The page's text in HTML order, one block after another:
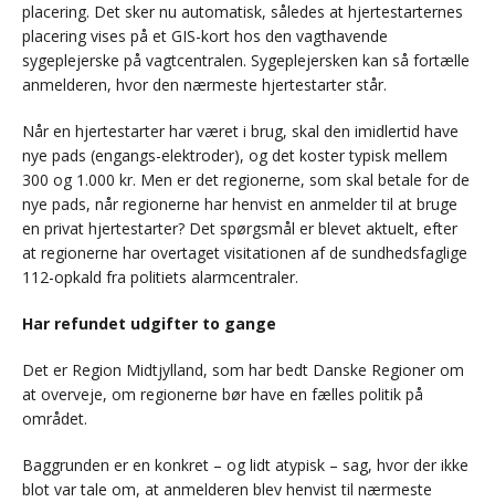
placering. Det sker nu automatisk, således at hjertestarternes
placering vises på et GIS-kort hos den vagthavende
sygeplejerske på vagtcentralen. Sygeplejersken kan så fortælle
anmelderen, hvor den nærmeste hjertestarter står.
Når en hjertestarter har været i brug, skal den imidlertid have
nye pads (engangs-elektroder), og det koster typisk mellem
300 og 1.000 kr. Men er det regionerne, som skal betale for de
nye pads, når regionerne har henvist en anmelder til at bruge
en privat hjertestarter? Det spørgsmål er blevet aktuelt, efter
at regionerne har overtaget visitationen af de sundhedsfaglige
112-opkald fra politiets alarmcentraler.
Har refundet udgifter to gange
Det er Region Midtjylland, som har bedt Danske Regioner om
at overveje, om regionerne bør have en fælles politik på
området.
Baggrunden er en konkret – og lidt atypisk – sag, hvor der ikke
blot var tale om, at anmelderen blev henvist til nærmeste